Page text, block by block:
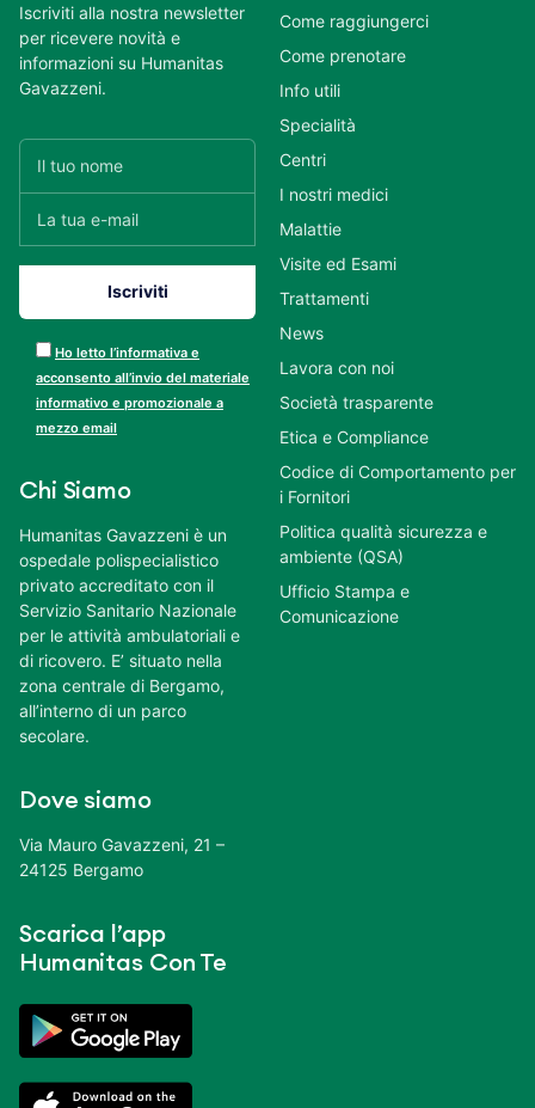
Iscriviti alla nostra newsletter
per ricevere novità e
informazioni su Humanitas
Gavazzeni.
Ho letto l’informativa e
acconsento all’invio del materiale
informativo e promozionale a
mezzo email
Chi Siamo
Humanitas Gavazzeni è un
ospedale polispecialistico
privato accreditato con il
Servizio Sanitario Nazionale
per le attività ambulatoriali e
di ricovero. E’ situato nella
zona centrale di Bergamo,
all’interno di un parco
secolare.
Dove siamo
Via Mauro Gavazzeni, 21 –
24125 Bergamo
Scarica l’app
Humanitas Con Te
Come raggiungerci
Come prenotare
Info utili
Specialità
Centri
I nostri medici
Malattie
Visite ed Esami
Trattamenti
News
Lavora con noi
Società trasparente
Etica e Compliance
Codice di Comportamento per
i Fornitori
Politica qualità sicurezza e
ambiente (QSA)
Ufficio Stampa e
Comunicazione